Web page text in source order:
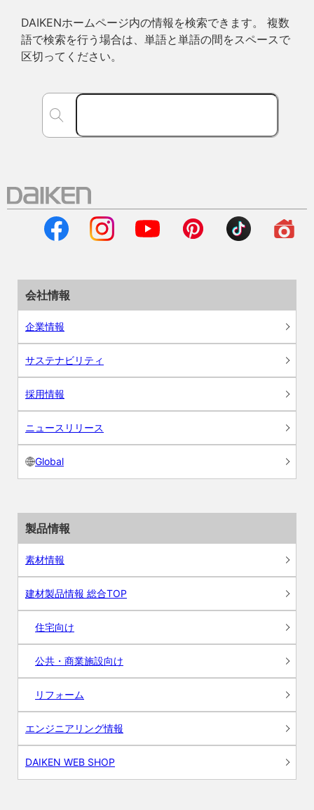
DAIKENホームページ内の情報を検索できます。 複数
語で検索を行う場合は、単語と単語の間をスペースで
区切ってください。
会社情報
企業情報
サステナビリティ
採用情報
ニュースリリース
Global
製品情報
素材情報
建材製品情報 総合TOP
住宅向け
公共・商業施設向け
リフォーム
エンジニアリング情報
DAIKEN WEB SHOP